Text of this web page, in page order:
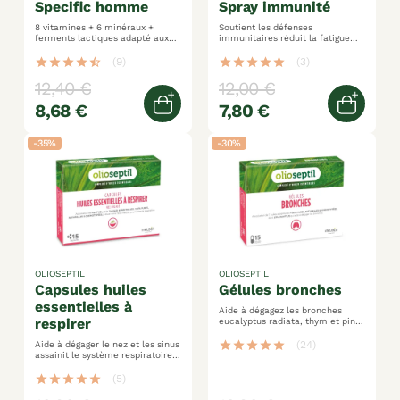
specific homme
8 vitamines + 6 minéraux +
ferments lactiques adapté aux
tonifie et renforce l'organisme
star star star star star_half (9)
12,40 €
8,68 €
Ajouter au panier
spray immunité
Soutient les défenses
immunitaires réduit la fatigue
en vitamine d
star star star star star (3)
12,00 €
7,80 €
-35%
capsules huiles
essentielles à
respirer
OLIOSEPTIL
Aide à dégager le nez et les sinus
assainit le système respiratoire a
inhalation
star star star star star (5)
-30%
gélules bronches
OLIOSEPTIL
Aide à dégagez les bronches
eucalyptus radiata, thym et pin
optimales du système
respiratoire
star star star star star (24)